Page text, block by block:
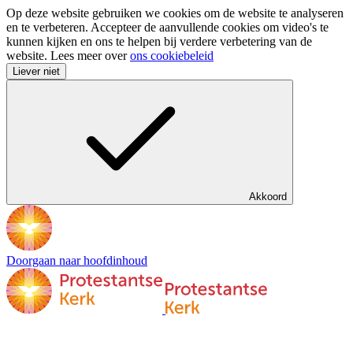
Op deze website gebruiken we cookies om de website te analyseren
en te verbeteren. Accepteer de aanvullende cookies om video's te
kunnen kijken en ons te helpen bij verdere verbetering van de
website. Lees meer overons cookiebeleid
Liever niet
Akkoord
Doorgaan naar hoofdinhoud